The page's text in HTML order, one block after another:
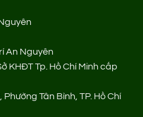
An Nguyên
KHĐT Tp. Hồ Chí Minh cấp
Tân Bình, TP. Hồ Chí